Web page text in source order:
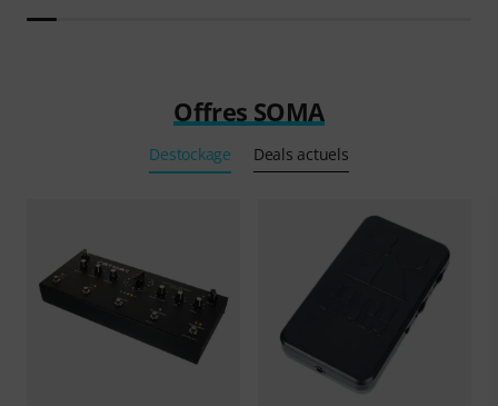
Offres SOMA
Destockage Deals actuels